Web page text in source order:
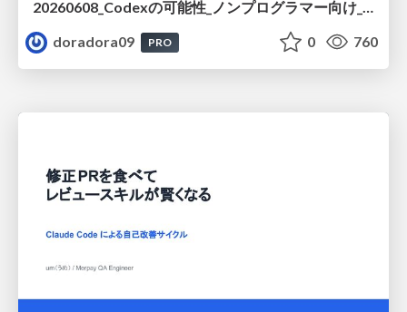
20260608_Codexの可能性_ノンプログラマー向け_大城追記
doradora09
PRO 0 760